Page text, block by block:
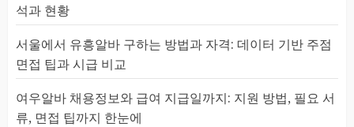
석과 현황
서울에서 유흥알바 구하는 방법과 자격: 데이터 기반 주점
면접 팁과 시급 비교
여우알바 채용정보와 급여 지급일까지: 지원 방법, 필요 서
류, 면접 팁까지 한눈에